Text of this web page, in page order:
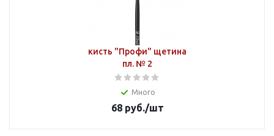
кисть "Профи" щетина
пл. № 2
Много
68руб./шт